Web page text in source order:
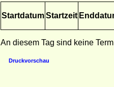
StartdatumStartzeit
An diesem Tag sind keine
Druckvorschau